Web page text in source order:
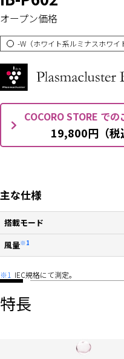
オープン価格
-W（ホワイト系ルミナスホワイ
COCORO STORE で
19,800円（税
主な仕様
搭載モード
風量※1
※1 IEC規格にて測定。
特長